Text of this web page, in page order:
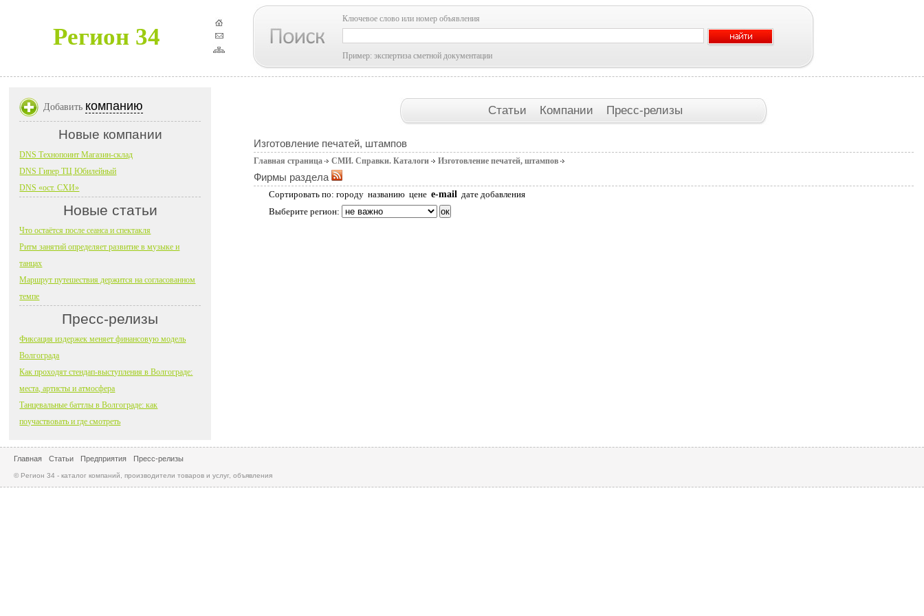
Регион 34
Ключевое слово или номер объявления
Пример: экспертиза сметной документации
Статьи Компании Пресс-релизы
Изготовление печатей, штампов
Главная страница СМИ. Справки. Каталоги Изготовление печатей, штампов
Фирмы раздела
Сортировать по: городу названию цене e-mail дате добавления
Выберите регион:
Добавить компанию
Новые компании
DNS Технопоинт Магазин-склад
DNS Гипер ТЦ Юбилейный
DNS «ост. СХИ»
Новые статьи
Что остаётся после сеанса и спектакля
Ритм занятий определяет развитие в музыке и
танцах
Маршрут путешествия держится на согласованном
темпе
Пресс-релизы
Фиксация издержек меняет финансовую модель
Волгограда
Как проходят стендап-выступления в Волгограде:
места, артисты и атмосфера
Танцевальные баттлы в Волгограде: как
поучаствовать и где смотреть
Главная Статьи Предприятия Пресс-релизы
© Регион 34 - каталог компаний, производители товаров и услуг, объявления